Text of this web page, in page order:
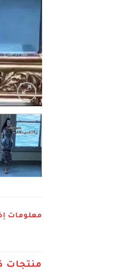
معلومات
منتجات